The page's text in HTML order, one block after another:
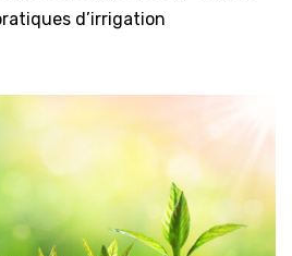
d’irrigation